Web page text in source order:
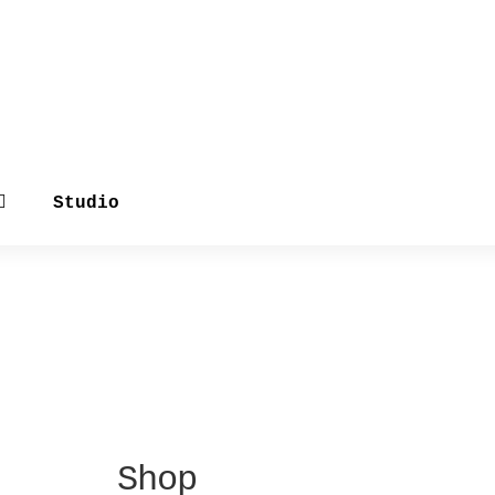
Studio
Shop